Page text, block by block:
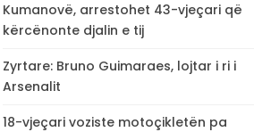
Kumanovë, arrestohet 43-vjeçari që
kërcënonte djalin e tij
Zyrtare: Bruno Guimaraes, lojtar i ri i
Arsenalit
18-vjeçari voziste motoçikletën pa